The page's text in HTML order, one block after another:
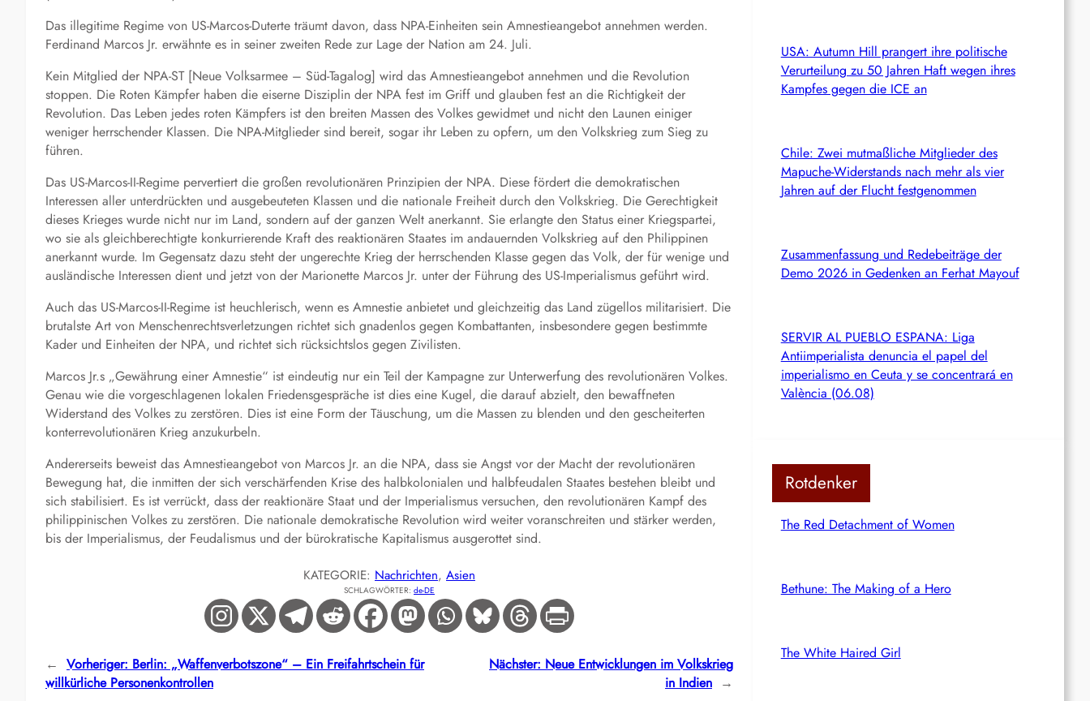
Das illegitime Regime von US-Marcos-Duterte träumt davon, dass NPA-Einheiten sein Amnestieangebot annehmen werden.
Ferdinand Marcos Jr. erwähnte es in seiner zweiten Rede zur Lage der Nation am 24. Juli.
Kein Mitglied der NPA-ST [Neue Volksarmee – Süd-Tagalog] wird das Amnestieangebot annehmen und die Revolution
stoppen. Die Roten Kämpfer haben die eiserne Disziplin der NPA fest im Griff und glauben fest an die Richtigkeit der
Revolution. Das Leben jedes roten Kämpfers ist den breiten Massen des Volkes gewidmet und nicht den Launen einiger
weniger herrschender Klassen. Die NPA-Mitglieder sind bereit, sogar ihr Leben zu opfern, um den Volkskrieg zum Sieg zu
führen.
Das US-Marcos-II-Regime pervertiert die großen revolutionären Prinzipien der NPA. Diese fördert die demokratischen
Interessen aller unterdrückten und ausgebeuteten Klassen und die nationale Freiheit durch den Volkskrieg. Die Gerechtigkeit
dieses Krieges wurde nicht nur im Land, sondern auf der ganzen Welt anerkannt. Sie erlangte den Status einer Kriegspartei,
wo sie als gleichberechtigte konkurrierende Kraft des reaktionären Staates im andauernden Volkskrieg auf den Philippinen
anerkannt wurde. Im Gegensatz dazu steht der ungerechte Krieg der herrschenden Klasse gegen das Volk, der für wenige und
ausländische Interessen dient und jetzt von der Marionette Marcos Jr. unter der Führung des US-Imperialismus geführt wird.
Auch das US-Marcos-II-Regime ist heuchlerisch, wenn es Amnestie anbietet und gleichzeitig das Land zügellos militarisiert. Die
brutalste Art von Menschenrechtsverletzungen richtet sich gnadenlos gegen Kombattanten, insbesondere gegen bestimmte
Kader und Einheiten der NPA, und richtet sich rücksichtslos gegen Zivilisten.
Marcos Jr.s „Gewährung einer Amnestie“ ist eindeutig nur ein Teil der Kampagne zur Unterwerfung des revolutionären Volkes.
Genau wie die vorgeschlagenen lokalen Friedensgespräche ist dies eine Kugel, die darauf abzielt, den bewaffneten
Widerstand des Volkes zu zerstören. Dies ist eine Form der Täuschung, um die Massen zu blenden und den gescheiterten
konterrevolutionären Krieg anzukurbeln.
Andererseits beweist das Amnestieangebot von Marcos Jr. an die NPA, dass sie Angst vor der Macht der revolutionären
Bewegung hat, die inmitten der sich verschärfenden Krise des halbkolonialen und halbfeudalen Staates bestehen bleibt und
sich stabilisiert. Es ist verrückt, dass der reaktionäre Staat und der Imperialismus versuchen, den revolutionären Kampf des
philippinischen Volkes zu zerstören. Die nationale demokratische Revolution wird weiter voranschreiten und stärker werden,
bis der Imperialismus, der Feudalismus und der bürokratische Kapitalismus ausgerottet sind.
KATEGORIE: Nachrichten, Asien
SCHLAGWÖRTER: de-DE
← Vorheriger: Berlin: „Waffenverbotszone“ – Ein Freifahrtschein für
willkürliche Personenkontrollen
Nächster: Neue Entwicklungen im Volkskrieg
in Indien →
USA: Autumn Hill prangert ihre politische
Verurteilung zu 50 Jahren Haft wegen ihres
Kampfes gegen die ICE an
Chile: Zwei mutmaßliche Mitglieder des
Mapuche-Widerstands nach mehr als vier
Jahren auf der Flucht festgenommen
Zusammenfassung und Redebeiträge der
Demo 2026 in Gedenken an Ferhat Mayouf
SERVIR AL PUEBLO ESPANA: Liga
Antiimperialista denuncia el papel del
imperialismo en Ceuta y se concentrará en
València (06.08)
Rotdenker
The Red Detachment of Women
Bethune: The Making of a Hero
The White Haired Girl